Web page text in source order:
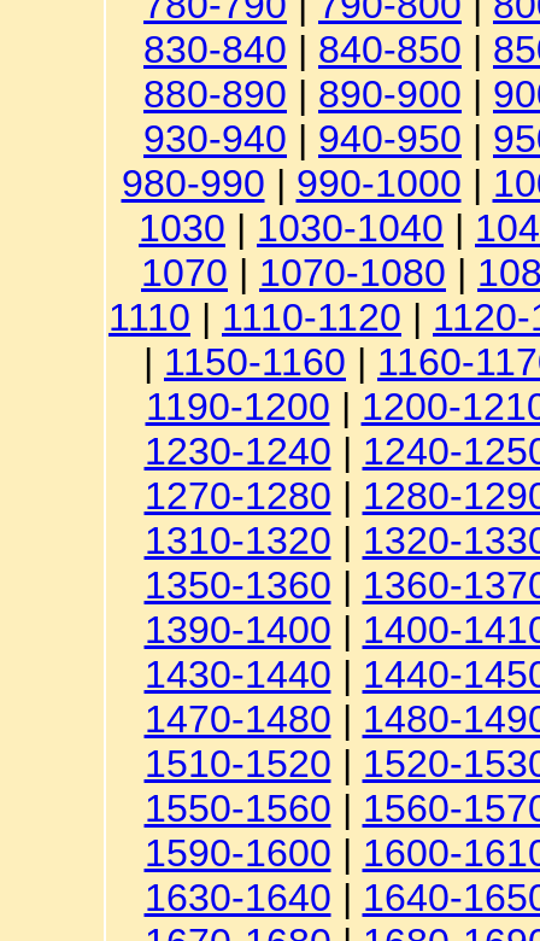
830-840 | 840-850 |
880-890 | 890-900 |
930-940 | 940-950 |
980-990 | 990-1000 |
1030 | 1030-1040 |
1070 | 1070-1080 |
1110 | 1110-1120 |
| 1150-1160 | 1160-
1190-1200 | 1200-
1230-1240 | 1240-
1270-1280 | 1280-
1310-1320 | 1320-
1350-1360 | 1360-
1390-1400 | 1400-
1430-1440 | 1440-
1470-1480 | 1480-
1510-1520 | 1520-
1550-1560 | 1560-
1590-1600 | 1600-
1630-1640 | 1640-